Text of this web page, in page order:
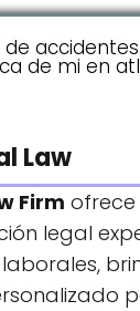
Law
Firm ofrece
legal